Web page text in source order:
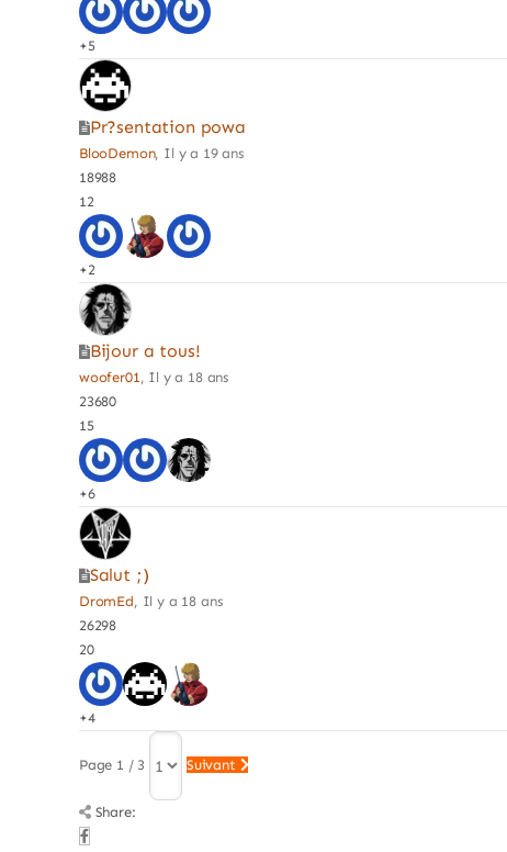
+5
Pr?sentation powa
BlooDemon, Il y a 19 ans
18988
12
+2
Bijour a tous!
woofer01, Il y a 18 ans
23680
15
+6
Salut ;)
DromEd, Il y a 18 ans
26298
20
+4
Page 1 / 3 Suivant
Share: